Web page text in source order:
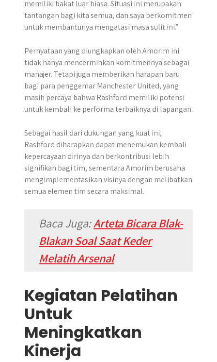
memiliki bakat luar biasa. Situasi ini merupakan
tantangan bagi kita semua, dan saya berkomitmen
untuk membantunya mengatasi masa sulit ini.”
Pernyataan yang diungkapkan oleh Amorim ini
tidak hanya mencerminkan komitmennya sebagai
manajer. Tetapi juga memberikan harapan baru
bagi para penggemar Manchester United, yang
masih percaya bahwa Rashford memiliki potensi
untuk kembali ke performa terbaiknya di lapangan.
Sebagai hasil dari dukungan yang kuat ini,
Rashford diharapkan dapat menemukan kembali
kepercayaan dirinya dan berkontribusi lebih
signifikan bagi tim, sementara Amorim berusaha
mengimplementasikan visinya dengan melibatkan
semua elemen tim secara maksimal.
Baca Juga:Arteta Bicara Blak-
Blakan Soal Saat Keder
Melatih Arsenal
Kegiatan Pelatihan
Untuk
Meningkatkan
Kinerja